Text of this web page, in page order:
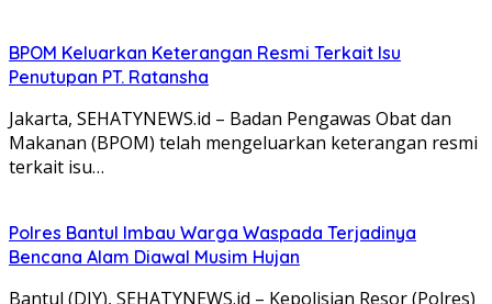
BPOM Keluarkan Keterangan Resmi Terkait Isu
Penutupan PT. Ratansha
Jakarta, SEHATYNEWS.id – Badan Pengawas Obat dan
Makanan (BPOM) telah mengeluarkan keterangan resmi
terkait isu…
Polres Bantul Imbau Warga Waspada Terjadinya
Bencana Alam Diawal Musim Hujan
Bantul (DIY), SEHATYNEWS.id – Kepolisian Resor (Polres)